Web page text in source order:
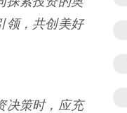
领，共创美好
决策时，应充